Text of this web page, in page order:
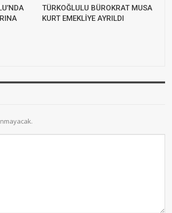
TÜRKOĞLULU BÜROKRAT MUSA
KURT EMEKLİYE AYRILDI